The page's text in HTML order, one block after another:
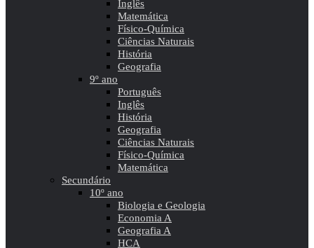
Inglês
Matemática
Físico-Química
Ciências Naturais
História
Geografia
9º ano
Português
Inglês
História
Geografia
Ciências Naturais
Físico-Química
Matemática
Secundário
10º ano
Biologia e Geologia
Economia A
Geografia A
HCA